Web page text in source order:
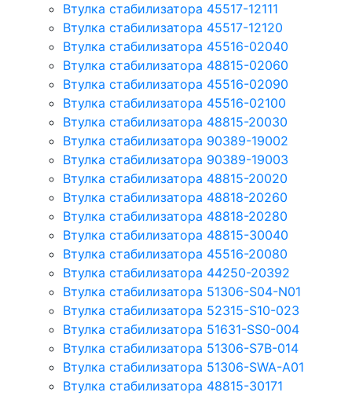
Втулка стабилизатора 45517-12111
Втулка стабилизатора 45517-12120
Втулка стабилизатора 45516-02040
Втулка стабилизатора 48815-02060
Втулка стабилизатора 45516-02090
Втулка стабилизатора 45516-02100
Втулка стабилизатора 48815-20030
Втулка стабилизатора 90389-19002
Втулка стабилизатора 90389-19003
Втулка стабилизатора 48815-20020
Втулка стабилизатора 48818-20260
Втулка стабилизатора 48818-20280
Втулка стабилизатора 48815-30040
Втулка стабилизатора 45516-20080
Втулка стабилизатора 44250-20392
Втулка стабилизатора 51306-S04-N01
Втулка стабилизатора 52315-S10-023
Втулка стабилизатора 51631-SS0-004
Втулка стабилизатора 51306-S7B-014
Втулка стабилизатора 51306-SWA-A01
Втулка стабилизатора 48815-30171